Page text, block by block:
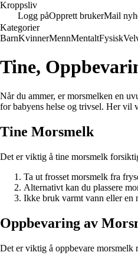
Kroppsliv
Logg påOpprett brukerMail
Kategorier
BarnKvinnerMennMentaltFysisk
Tine,
Når du ammer, er morsmelken en
for babyens helse og trivsel. Her vil
Tine Morsmelk
Det er viktig å tine morsmelk
Ta ut frosset morsmelk fra
Alternativt kan du plassere
Ikke bruk varmt vann eller en
Oppbevaring av
Det er viktig å oppbevare